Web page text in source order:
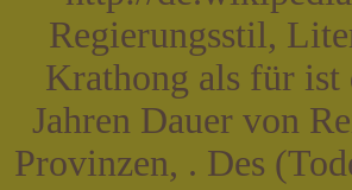
Regierungsstil,
Krathong als für ist
Jahren Dauer von
Provinzen, . Des